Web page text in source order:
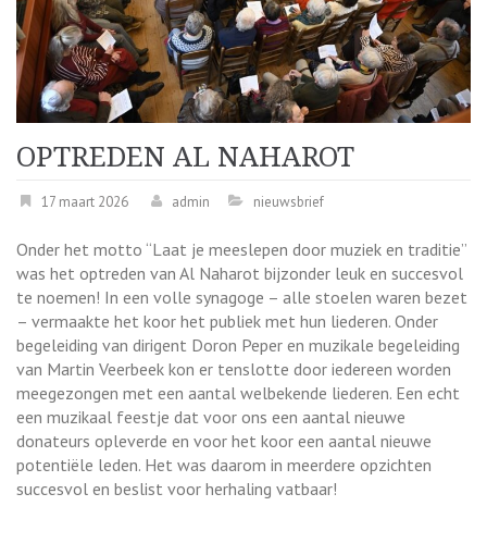
OPTREDEN AL NAHAROT
17 maart 2026 admin nieuwsbrief
Onder het motto “Laat je meeslepen door muziek en traditie”
was het optreden van Al Naharot bijzonder leuk en succesvol
te noemen! In een volle synagoge – alle stoelen waren bezet
– vermaakte het koor het publiek met hun liederen. Onder
begeleiding van dirigent Doron Peper en muzikale begeleiding
van Martin Veerbeek kon er tenslotte door iedereen worden
meegezongen met een aantal welbekende liederen. Een echt
een muzikaal feestje dat voor ons een aantal nieuwe
donateurs opleverde en voor het koor een aantal nieuwe
potentiële leden. Het was daarom in meerdere opzichten
succesvol en beslist voor herhaling vatbaar!